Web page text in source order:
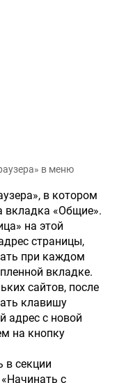
в меню
в котором
вкладка «Общие».
на этой
страницы,
при каждом
вкладке.
сайтов, после
клавишу
адрес с новой
на кнопку
в секции
с